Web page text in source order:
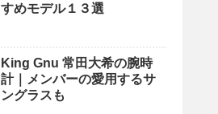
すめモデル１３選
King Gnu 常田大希の腕時
計｜メンバーの愛用するサ
ングラスも